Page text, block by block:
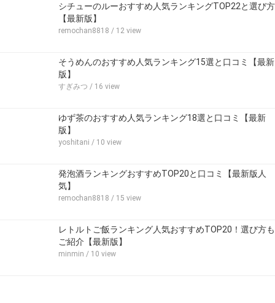
シチューのルーおすすめ人気ランキングTOP22と選び方
【最新版】
remochan8818 / 12 view
そうめんのおすすめ人気ランキング15選と口コミ【最新
版】
すぎみつ / 16 view
ゆず茶のおすすめ人気ランキング18選と口コミ【最新
版】
yoshitani / 10 view
発泡酒ランキングおすすめTOP20と口コミ【最新版人
気】
remochan8818 / 15 view
レトルトご飯ランキング人気おすすめTOP20！選び方も
ご紹介【最新版】
minmin / 10 view